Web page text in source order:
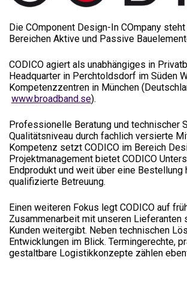
Die COmponent Design-In COmpany
Bereichen Aktive und Passive
CODICO agiert als unabhängiges in
Headquarter in Perchtoldsdorf im Süden
Kompetenzzentren in München
www.broadband.se).
Professionelle Beratung und technischer
Qualitätsniveau durch fachlich versierte
Kompetenz setzt CODICO im Bereich
Projektmanagement bietet CODICO
Endprodukt und weit über eine
qualifizierte Betreuung.
Einen weiteren Fokus legt CODICO auf
Zusammenarbeit mit unseren Lieferanten
Kunden weitergibt. Neben technischen
Entwicklungen im Blick. Termingerechte,
gestaltbare Logistikkonzepte zählen